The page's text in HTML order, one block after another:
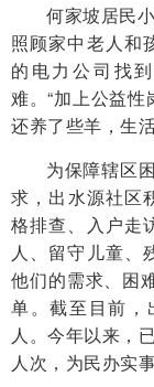
何家坡居民
照顾家中老人和
的电力公司找
难。“加上公益
还养了些羊，生
为保障辖区
求，出水源社区
格排查、入户走
人、留守儿童、
他们的需求、困
单。截至目前
人。今年以来，
人次，为民办实